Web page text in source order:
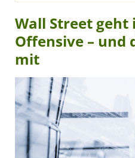
Wall Street geht
Offensive – und
mit